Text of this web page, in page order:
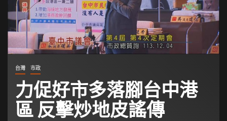
台灣 市政
力促好市多落腳台中港
區 反擊炒地皮謠傳